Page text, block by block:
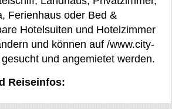
Ferienhaus oder Bed &
Hotelsuiten und Hotelzimmer
und können auf /www.city-
und angemietet werden.
Reiseinfos: